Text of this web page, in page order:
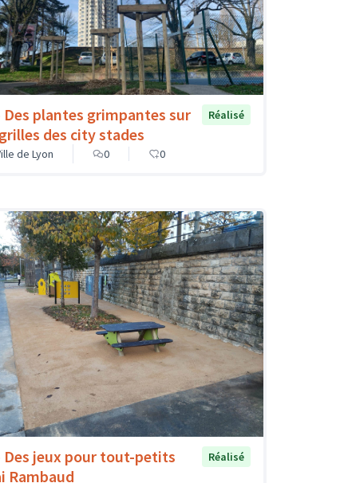
Des plantes grimpantes sur
des city stades
Réalisé
de Lyon 0 0
Des jeux pour tout-petits
Rambaud
Réalisé